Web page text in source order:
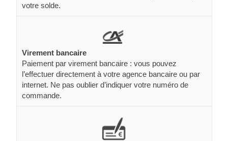
votre solde.
Virement bancaire
Paiement par virement bancaire : vous pouvez
l’effectuer directement à votre agence bancaire ou par
internet. Ne pas oublier d’indiquer votre numéro de
commande.